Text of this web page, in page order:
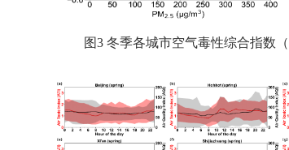
图3 冬季各城市空气毒性综合指数（